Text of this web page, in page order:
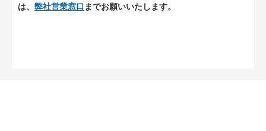
は、 弊社営業窓口 までお願いいたします。